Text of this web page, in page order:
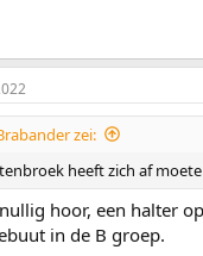
zei:
heeft zich af
hoor, een halter
in de B groep.